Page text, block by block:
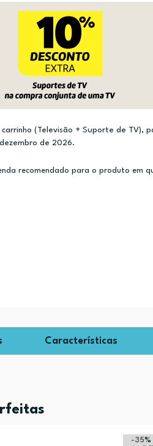
(Televisão + Suporte de TV),
de 2026.
recomendado para o produto em
Características
-35%